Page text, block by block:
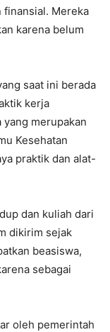
finansial. Mereka
karena belum
saat ini berada
kerja
yang merupakan
Kesehatan
praktik dan alat-
dan kuliah dari
dikirim sejak
beasiswa,
sebagai
oleh pemerintah